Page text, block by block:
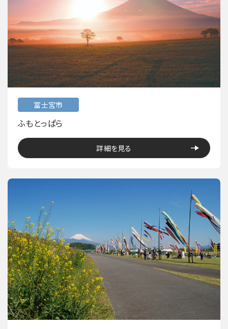
富士宮市
ふもとっぱら
詳細を見る